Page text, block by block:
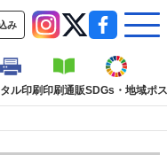
み
ル印刷印刷通販SDGs・地域ポ